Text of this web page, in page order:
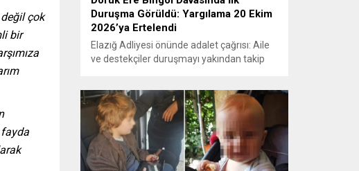
çok
bir
fayda
Duruşma Görüldü: Yargılama 20 Ekim
2026’ya Ertelendi
Elazığ Adliyesi önünde adalet çağrısı: Aile
ve destekçiler duruşmayı yakından takip
soruşturması kapsamında açılan davanın
ilk duruşması Elazığ 2. Ağır Ceza
Mahkemesi’nde görüldü. Kamuoyunun
yakından takip ettiği davanın ilk duruşması
öncesinde, Doruk Efe Bingöl’ün ailesine